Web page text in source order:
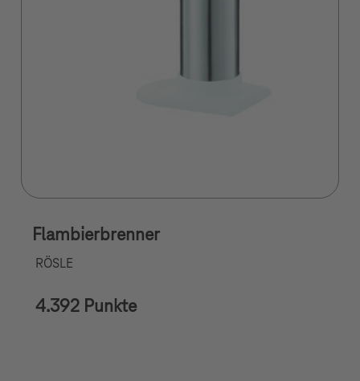
Flambierbrenner
RÖSLE
4.392 Punkte